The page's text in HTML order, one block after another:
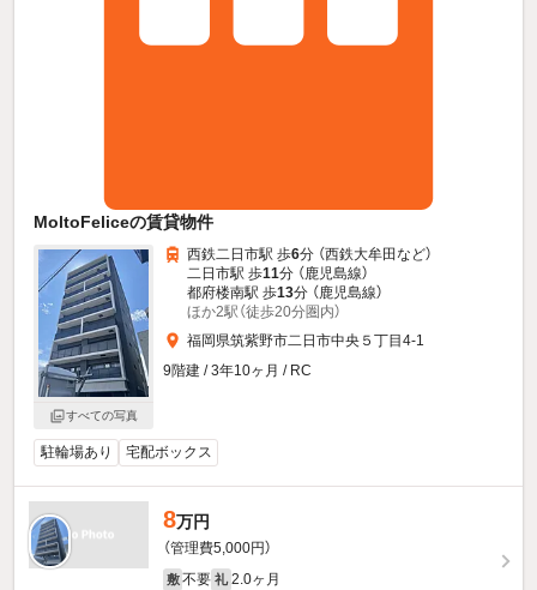
MoltoFeliceの賃貸物件
すべての写真
西鉄二日市駅 歩6分 （西鉄大牟田など）
二日市駅 歩11分 （鹿児島線）
都府楼南駅 歩13分 （鹿児島線）
ほか2駅（徒歩20分圏内）
福岡県筑紫野市二日市中央５丁目4-1
9階建 / 3年10ヶ月 / RC
駐輪場あり 宅配ボックス
8万円
（管理費5,000円）
敷 不要 礼 2.0ヶ月